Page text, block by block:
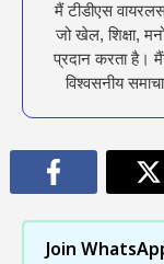
मैं टीडीएस
जो खेल, शिक्षा,
प्रदान करता है।
विश्वसनीय
Join